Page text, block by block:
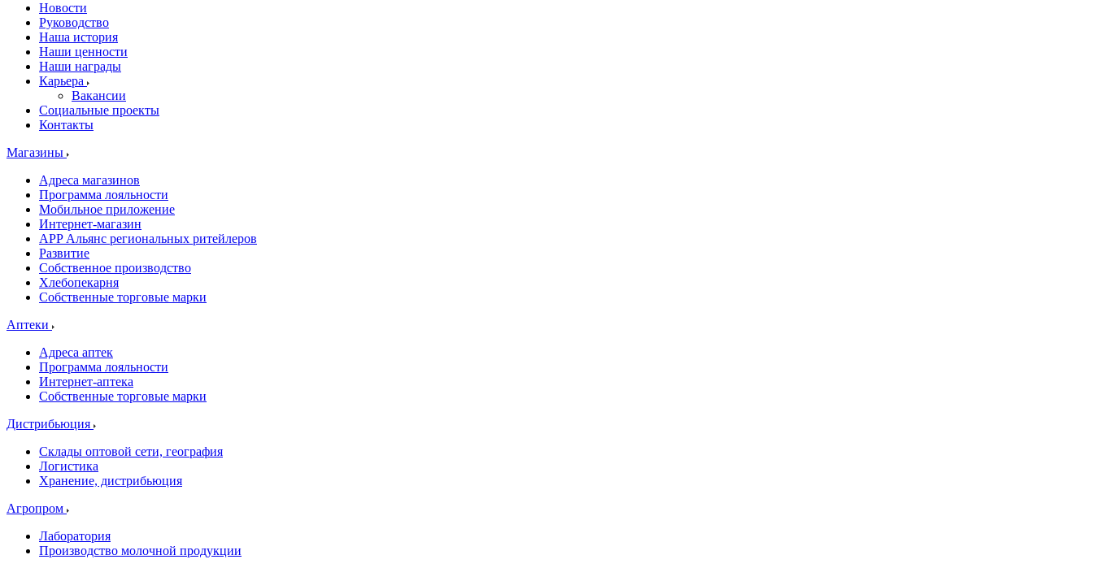
Новости
Руководство
Наша история
Наши ценности
Наши награды
Карьера
Вакансии
Социальные проекты
Контакты
Магазины
Адреса магазинов
Программа лояльности
Мобильное приложение
Интернет-магазин
APP Альянс региональных ритейлеров
Развитие
Собственное производство
Хлебопекарня
Собственные торговые марки
Аптеки
Адреса аптек
Программа лояльности
Интернет-аптека
Собственные торговые марки
Дистрибьюция
Склады оптовой сети, география
Логистика
Хранение, дистрибьюция
Агропром
Лаборатория
Производство молочной продукции